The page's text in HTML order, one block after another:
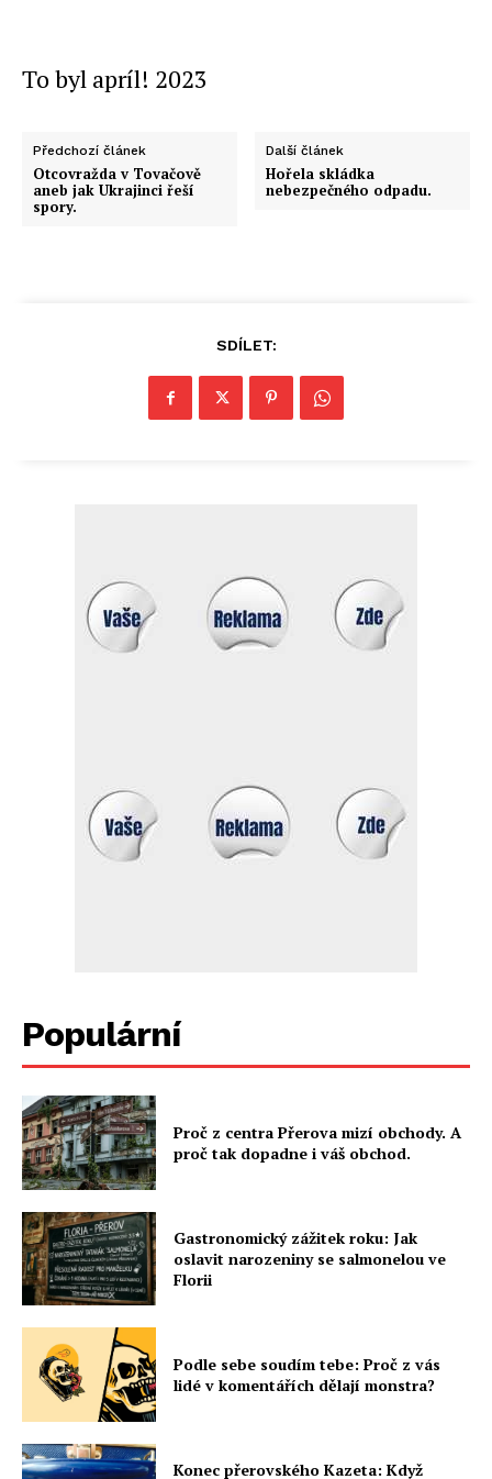
To byl apríl! 2023
Předchozí článek
Otcovražda v Tovačově
aneb jak Ukrajinci řeší
spory.
Další článek
Hořela skládka
nebezpečného odpadu.
SDÍLET:
Populární
Proč z centra Přerova mizí obchody. A
proč tak dopadne i váš obchod.
Gastronomický zážitek roku: Jak
oslavit narozeniny se salmonelou ve
Florii
Podle sebe soudím tebe: Proč z vás
lidé v komentářích dělají monstra?
Konec přerovského Kazeta: Když